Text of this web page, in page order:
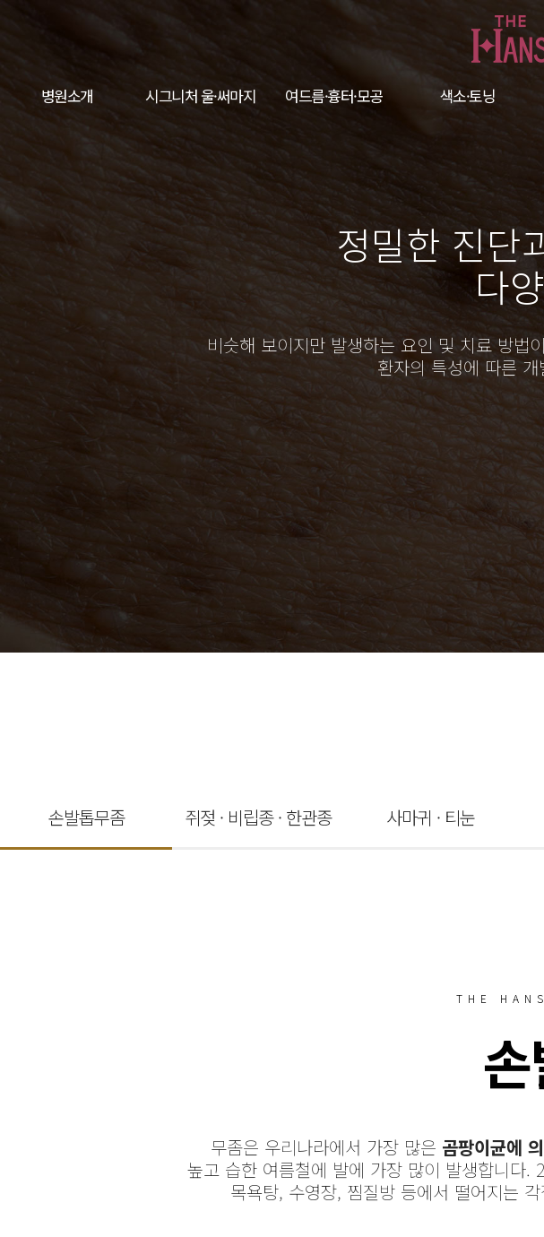
병원소개 시그니처 울·써마지 여드름·흉터·모공 색소·토닝
정밀한 진단
다
비슷해 보이지만 발생하는 요인 및 치료 방법
환자의 특성에 따른
손발톱무좀 쥐젖 · 비립종 · 한관종 사마귀 · 티눈
THE
무좀은 우리나라에서 가장 많은 곰팡이균에
높고 습한 여름철에 발에 가장 많이 발생합니다.
목욕탕, 수영장, 찜질방 등에서 떨어지는